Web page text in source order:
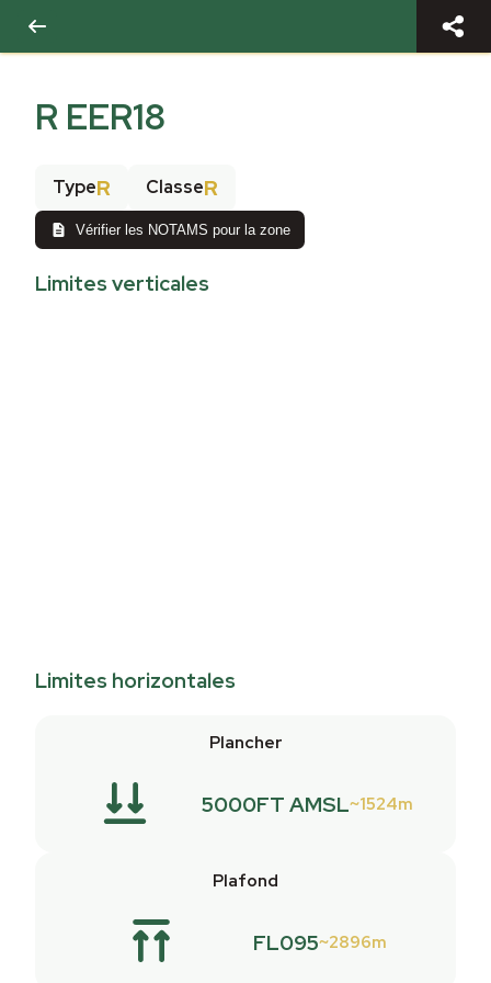
R EER18
TypeR ClasseR
Vérifier les NOTAMS pour la zone
Limites verticales
Limites horizontales
Plancher
5000FT AMSL 1524m
Plafond
FL095 2896m